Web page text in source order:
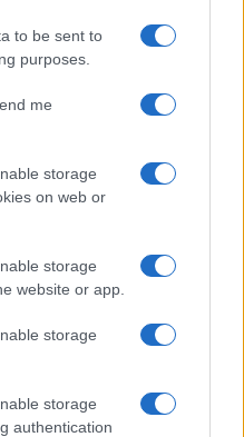
to be sent to
purposes.
me
storage
on web or
storage
website or app.
storage
storage
authentication
S
h
a
Costa Smeralda, 20
Provincia Gallura per
di Olbia